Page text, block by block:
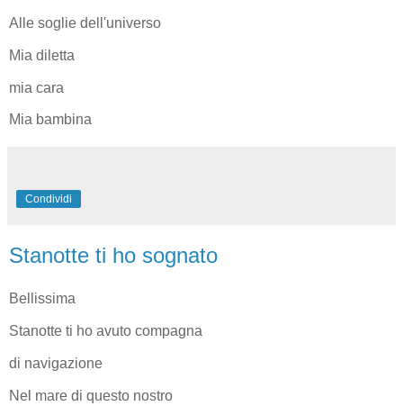
Alle soglie dell'universo
Mia diletta
mia cara
Mia bambina
Condividi
Stanotte ti ho sognato
Bellissima
Stanotte ti ho avuto compagna
di navigazione
Nel mare di questo nostro